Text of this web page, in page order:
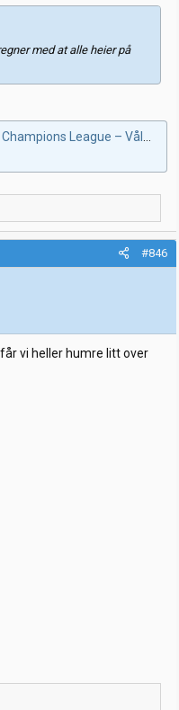
med at alle heier på
League – Vålerenga På Nett
#846
vi heller humre litt over